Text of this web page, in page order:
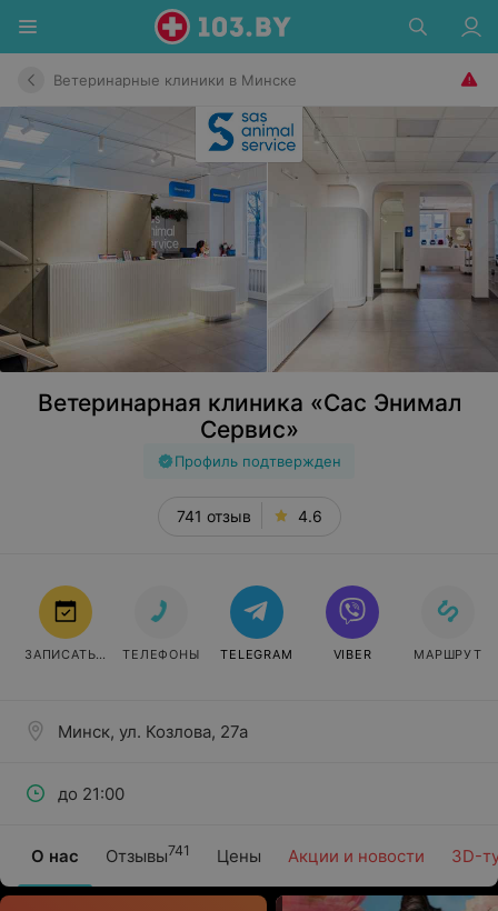
Ветеринарные клиники в Минске
Ветеринарная клиника «Сас Энимал
Сервис»
Профиль подтвержден
741 отзыв 4.6
О нас Отзывы741 Цены Акции и новости 3D-
Минск, ул. Козлова, 27а
до 21:00
ЗАПИСАТЬСЯ ТЕЛЕФОНЫ TELEGRAM VIBER МАРШРУТ